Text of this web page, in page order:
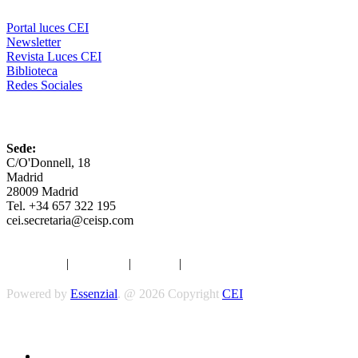
Portal luces CEI
Newsletter
Revista Luces CEI
Biblioteca
Redes Sociales
Sede:
C/O'Donnell, 18
Madrid
28009 Madrid
Tel. +34 657 322 195
cei.secretaria@ceisp.com
| | |
Powered by Essenzial. @ 2026 Copyright CEI